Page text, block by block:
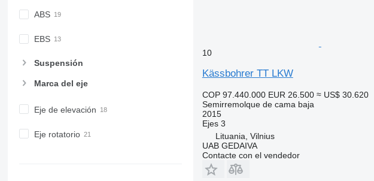
ABS
EBS
Suspensión
Marca del eje
Eje de elevación
Eje rotatorio
10
Kässbohrer TT LKW
COP 97.440.000 EUR 26.500 ≈ US$ 30.620
Semirremolque de cama baja
2015
Ejes 3
Lituania, Vilnius
UAB GEDAIVA
Contacte con el vendedor